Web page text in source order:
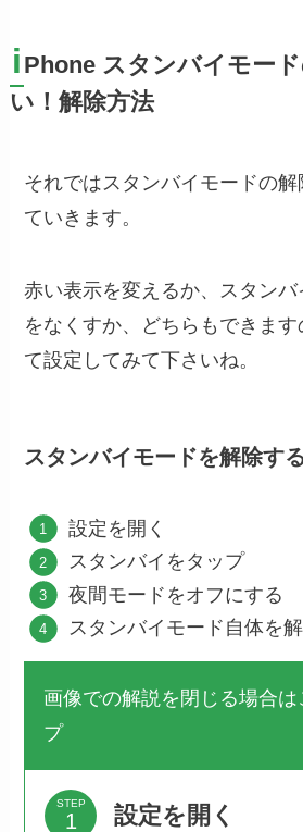
i Phone スタンバイモー
い！解除方法
それではスタンバイモードの
ていきます。
赤い表示を変えるか、スタン
をなくすか、どちらもできま
て設定してみて下さいね。
スタンバイモードを解除す
設定を開く
スタンバイをタップ
夜間モードをオフにする
スタンバイモード自体を
画像での解説を閉じる場合は
プ
STEP 設定を開く